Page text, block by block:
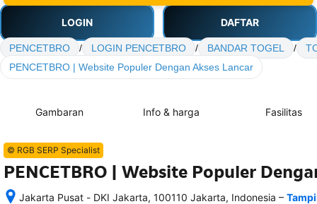
LOGIN DAFTAR
PENCETBRO / LOGIN PENCETBRO / BANDAR TOGEL /
PENCETBRO | Website Populer Dengan Akses Lancar
Gambaran Info & harga Fasilitas
© RGB SERP Specialist
PENCETBRO | Website Populer
Jakarta Pusat - DKI Jakarta, 100110 Jakarta, Indonesia –